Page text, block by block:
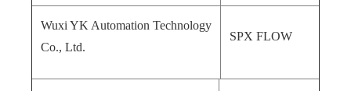
Wuxi YK Automation Technology
Co., Ltd.
SPX FLOW